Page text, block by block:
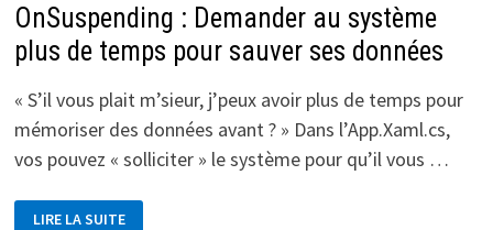
WEBAPI
OnSuspending : Demander au système
plus de temps pour sauver ses données
« S’il vous plait m’sieur, j’peux avoir plus de temps pour
mémoriser des données avant ? » Dans l’App.Xaml.cs,
vos pouvez « solliciter » le système pour qu’il vous …
ONSUSPENDING
:LIRE LA SUITE